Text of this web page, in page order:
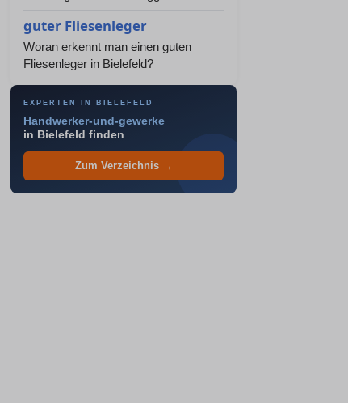
guter Fliesenleger
Woran erkennt man einen guten
Fliesenleger in Bielefeld?
EXPERTEN IN BIELEFELD
Handwerker-und-gewerke
in Bielefeld finden
Zum Verzeichnis →